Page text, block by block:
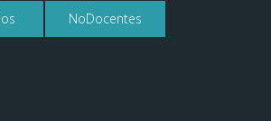
NoDocentes